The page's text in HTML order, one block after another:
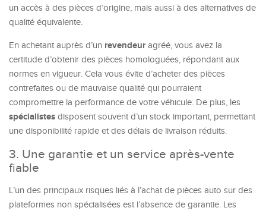
un accès à des pièces d’origine, mais aussi à des alternatives de
qualité équivalente.
En achetant auprès d’un revendeuragréé, vous avez la
certitude d’obtenir des pièces homologuées, répondant aux
normes en vigueur. Cela vous évite d’acheter des pièces
contrefaites ou de mauvaise qualité qui pourraient
compromettre la performance de votre véhicule. De plus, les
spécialistes disposent souvent d’un stock important, permettant
une disponibilité rapide et des délais de livraison réduits.
3. Une garantie et un service après-vente
fiable
L’un des principaux risques liés à l’achat de pièces auto sur des
plateformes non spécialisées est l’absence de garantie. Les